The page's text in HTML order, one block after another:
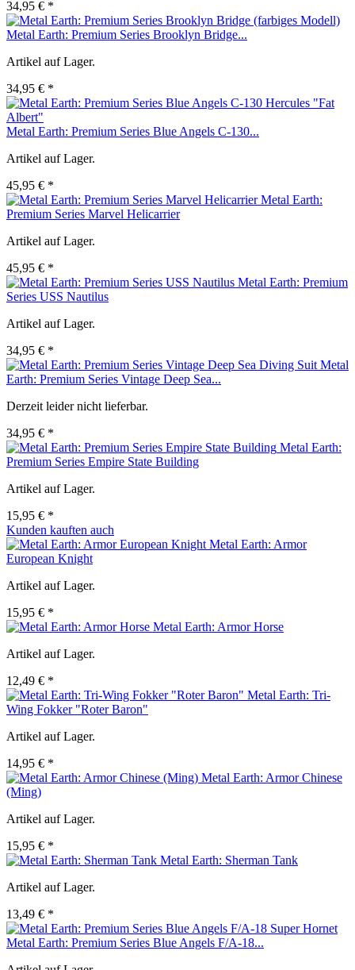
34,95 € *
Metal Earth: Premium Series Brooklyn Bridge...
Artikel auf Lager.
34,95 € *
Metal Earth: Premium Series Blue Angels C-130...
Artikel auf Lager.
45,95 € *
Metal Earth:
Premium Series Marvel Helicarrier
Artikel auf Lager.
45,95 € *
Metal Earth: Premium
Series USS Nautilus
Artikel auf Lager.
34,95 € *
Metal
Earth: Premium Series Vintage Deep Sea...
Derzeit leider nicht lieferbar.
34,95 € *
Metal Earth:
Premium Series Empire State Building
Artikel auf Lager.
15,95 € *
Kunden kauften auch
Metal Earth: Armor
European Knight
Artikel auf Lager.
15,95 € *
Metal Earth: Armor Horse
Artikel auf Lager.
12,49 € *
Metal Earth: Tri-
Wing Fokker "Roter Baron"
Artikel auf Lager.
14,95 € *
Metal Earth: Armor Chinese
(Ming)
Artikel auf Lager.
15,95 € *
Metal Earth: Sherman Tank
Artikel auf Lager.
13,49 € *
Metal Earth: Premium Series Blue Angels F/A-18...